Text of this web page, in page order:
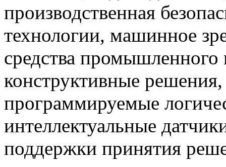
производственная
технологии, машинное
средства
конструктивные
программируемые
интеллектуальные
поддержки принятия